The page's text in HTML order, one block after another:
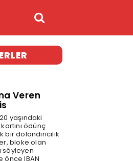
Veren
yaşındaki
ödünç
dolandırıcılık
bloke olan
söyleyen
önce IBAN